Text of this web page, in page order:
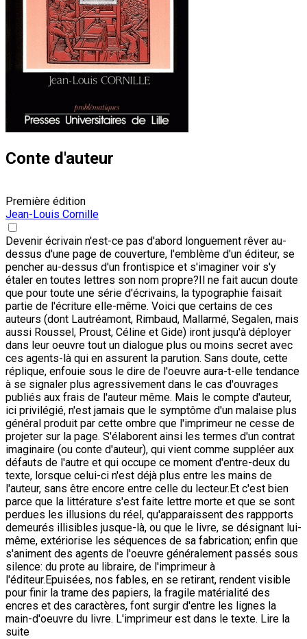
Conte d'auteur
Première édition
Jean-Louis Cornille
Devenir écrivain n'est-ce pas d'abord longuement rêver au-
dessus d'une page de couverture, l'emblème d'un éditeur, se
pencher au-dessus d'un frontispice et s'imaginer voir s'y
étaler en toutes lettres son nom propre?Il ne fait aucun doute
que pour toute une série d'écrivains, la typographie faisait
partie de l'écriture elle-même. Voici que certains de ces
auteurs (dont Lautréamont, Rimbaud, Mallarmé, Segalen, mais
aussi Roussel, Proust, Céline et Gide) iront jusqu'à déployer
dans leur oeuvre tout un dialogue plus ou moins secret avec
ces agents-là qui en assurent la parution. Sans doute, cette
réplique, enfouie sous le dire de l'oeuvre aura-t-elle tendance
à se signaler plus agressivement dans le cas d'ouvrages
publiés aux frais de l'auteur même. Mais le compte d'auteur,
ici privilégié, n'est jamais que le symptôme d'un malaise plus
général produit par cette ombre que l'imprimeur ne cesse de
projeter sur la page. S'élaborent ainsi les termes d'un contrat
imaginaire (ou conte d'auteur), qui vient comme suppléer aux
défauts de l'autre et qui occupe ce moment d'entre-deux du
texte, lorsque celui-ci n'est déjà plus entre les mains de
l'auteur, sans être encore entre celle du lecteur.Et c'est bien
parce que la littérature s'est faite lettre morte et que se sont
perdues les illusions du réel, qu'apparaissent des rappports
demeurés illisibles jusque-là, ou que le livre, se désignant lui-
même, extériorise les séquences de sa fabrication; enfin que
s'animent des agents de l'oeuvre généralement passés sous
silence: du prote au libraire, de l'imprimeur à
l'éditeur.Epuisées, nos fables, en se retirant, rendent visible
pour finir la trame des papiers, la fragile matérialité des
encres et des caractères, font surgir d'entre les lignes la
main-d'oeuvre du livre. L'imprimeur est dans le texte. Lire la
suite